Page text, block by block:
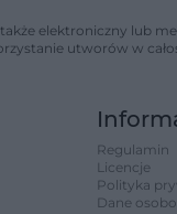
elektroniczny lub
utworów w
Regulamin
Licencje
Polityka
Dane